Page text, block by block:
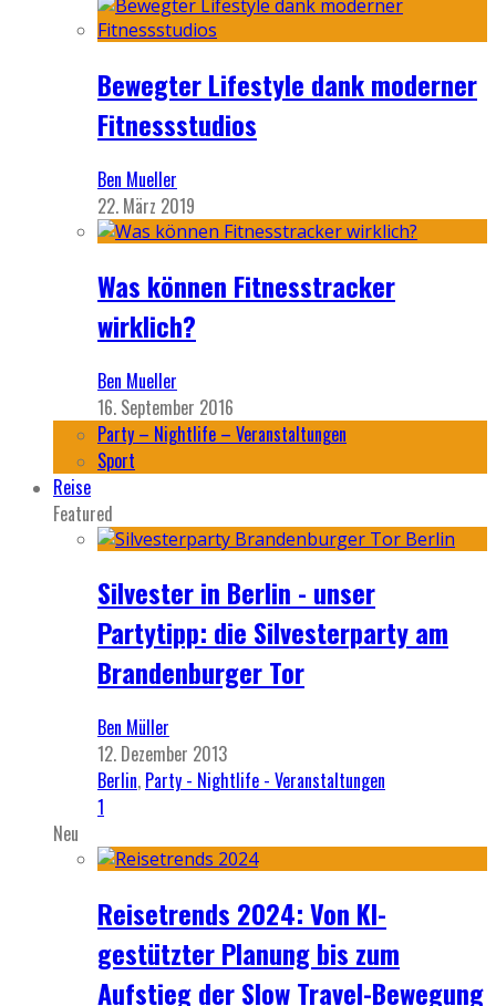
Bewegter Lifestyle dank moderner
Fitnessstudios
Ben Mueller
22. März 2019
Was können Fitnesstracker
wirklich?
Ben Mueller
16. September 2016
Party – Nightlife – Veranstaltungen
Sport
Reise
Featured
Silvester in Berlin - unser
Partytipp: die Silvesterparty am
Brandenburger Tor
Ben Müller
12. Dezember 2013
Berlin, Party - Nightlife - Veranstaltungen
1
Neu
Reisetrends 2024: Von KI-
gestützter Planung bis zum
Aufstieg der Slow Travel-Bewegung